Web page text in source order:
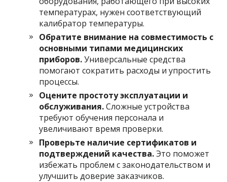
температурах, нужен соответствующий
калибратор температуры.
Обратите внимание на совместимость с
основными типами медицинских
приборов.Универсальные средства
помогают сократить расходы и упростить
процессы.
Оцените простоту эксплуатации и
обслуживания.Сложные устройства
требуют обучения персонала и
увеличивают время проверки.
Проверьте наличие сертификатов и
подтверждений качества.Это поможет
избежать проблем с законодательством и
улучшить доверие заказчиков.